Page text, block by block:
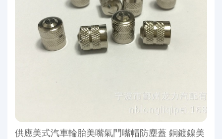
供應美式汽車輪胎美嘴氣門嘴帽防塵蓋 銅鍍鎳美